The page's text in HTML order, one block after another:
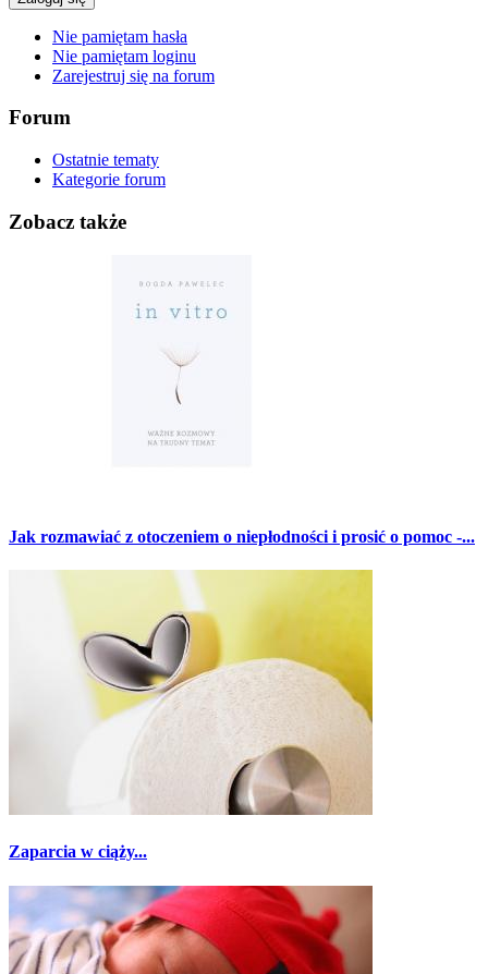
Nie pamiętam hasła
Nie pamiętam loginu
Zarejestruj się na forum
Forum
Ostatnie tematy
Kategorie forum
Zobacz także
Jak rozmawiać z otoczeniem o niepłodności i prosić o pomoc -...
Zaparcia w ciąży...